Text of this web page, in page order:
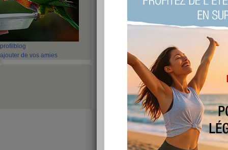
profil blog
ajouter de vos amies
Petit surplus à
Mon IMC (rapport taille-poids) se situe dans
perdre 2 kilos pour me sentir au mieux de ma
très active, et serrer la ceinture à un cran de